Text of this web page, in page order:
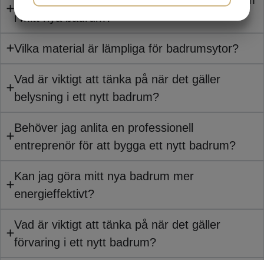
i mitt nya badrum?
Vilka material är lämpliga för badrumsytor?
Vad är viktigt att tänka på när det gäller
belysning i ett nytt badrum?
Behöver jag anlita en professionell
entreprenör för att bygga ett nytt badrum?
Kan jag göra mitt nya badrum mer
energieffektivt?
Vad är viktigt att tänka på när det gäller
förvaring i ett nytt badrum?